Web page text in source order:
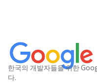
한국의 개발자들을 위한
다.